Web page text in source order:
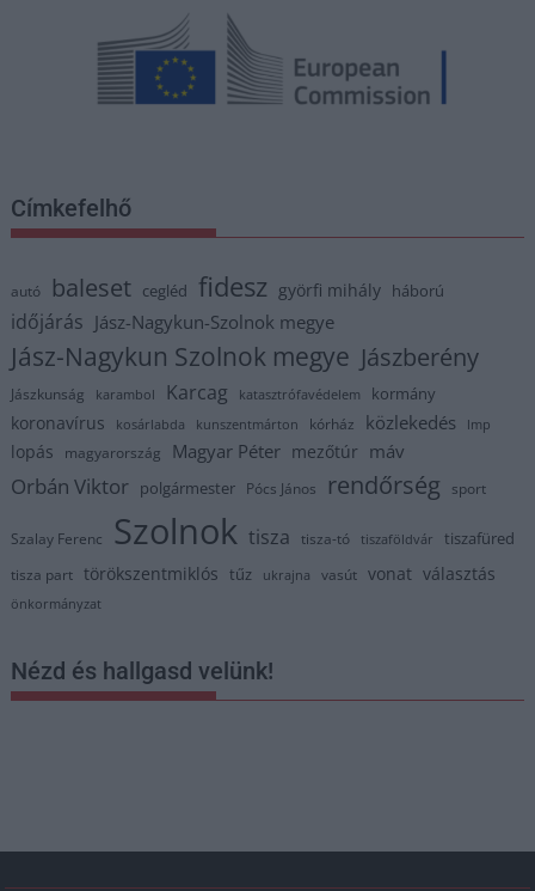
Címkefelhő
autó baleset cegléd fidesz györfi mihály háború
időjárás Jász-Nagykun-Szolnok megye
Jász-Nagykun Szolnok megye Jászberény
Jászkunság karambol Karcag katasztrófavédelem kormány
koronavírus kosárlabda kunszentmárton kórház közlekedés lmp
lopás magyarország Magyar Péter mezőtúr máv
Orbán Viktor polgármester Pócs János rendőrség sport
Szalay Ferenc Szolnok tisza tisza-tó tiszaföldvár tiszafüred
tisza part törökszentmiklós tűz ukrajna vasút vonat választás
önkormányzat
Nézd és hallgasd velünk!